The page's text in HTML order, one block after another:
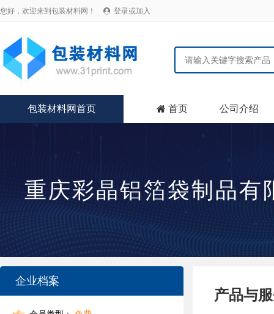
您好，欢迎来到包装材料网！  登录或加入
包装材料网首页  首页 公司介绍
重庆彩晶铝箔袋制品有
企业档案
产品与